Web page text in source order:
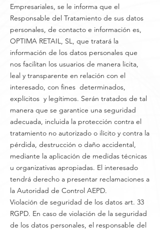
Empresariales, se le informa que el
Responsable del Tratamiento de sus datos
personales, de contacto e información es,
OPTIMA RETAIL, SL, que tratará la
información de los datos personales que
nos facilitan los usuarios de manera licita,
leal y transparente en relación con el
interesado, con fines determinados,
explícitos y legítimos. Serán tratados de tal
manera que se garantice una seguridad
adecuada, incluida la protección contra el
tratamiento no autorizado o ilícito y contra la
pérdida, destrucción o daño accidental,
mediante la aplicación de medidas técnicas
u organizativas apropiadas. El interesado
tendrá derecho a presentar reclamaciones a
la Autoridad de Control AEPD.
Violación de seguridad de los datos art. 33
RGPD. En caso de violación de la seguridad
de los datos personales, el responsable del